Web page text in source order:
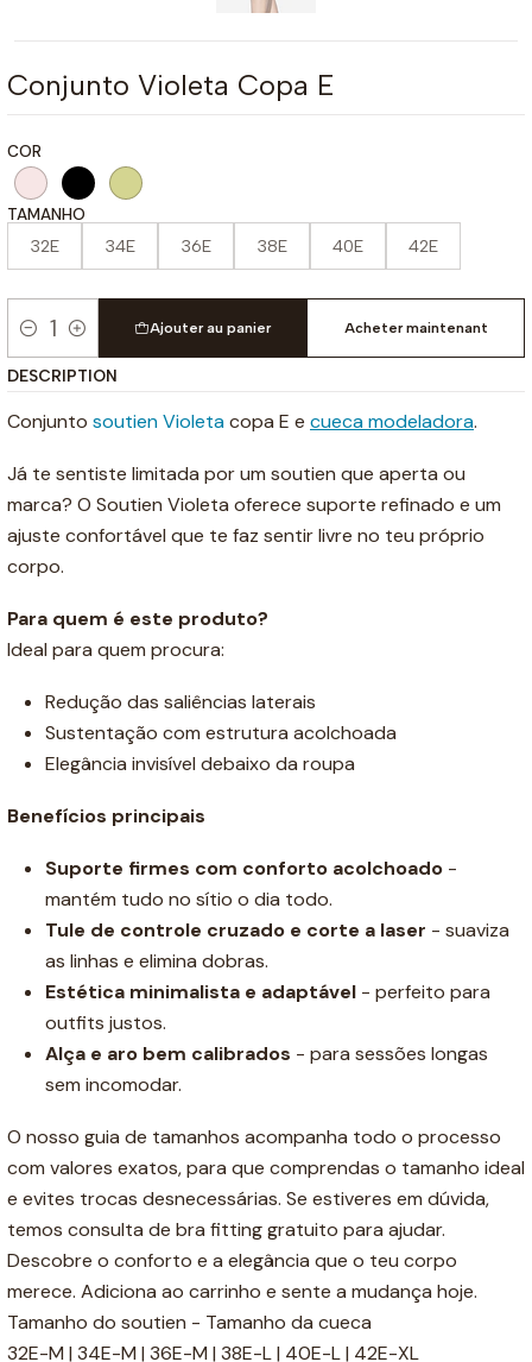
Conjunto Violeta Copa E
COR
TAMANHO
32E 34E 36E 38E 40E 42E
Quantité
Ajouter au panier Acheter maintenant
DESCRIPTION
Conjunto soutien Violetacopa E e cueca modeladora.
Já te sentiste limitada por um soutien que aperta ou
marca? O Soutien Violeta oferece suporte refinado e um
ajuste confortável que te faz sentir livre no teu próprio
corpo.
Para quem é este produto?
Ideal para quem procura:
Redução das saliências laterais
Sustentação com estrutura acolchoada
Elegância invisível debaixo da roupa
Benefícios principais
Suporte firmes com conforto acolchoado -
mantém tudo no sítio o dia todo.
Tule de controle cruzado e corte a laser - suaviza
as linhas e elimina dobras.
Estética minimalista e adaptável - perfeito para
outfits justos.
Alça e aro bem calibrados - para sessões longas
sem incomodar.
O nosso guia de tamanhos acompanha todo o processo
com valores exatos, para que comprendas o tamanho ideal
e evites trocas desnecessárias. Se estiveres em dúvida,
temos consulta de bra fitting gratuito para ajudar.
Descobre o conforto e a elegância que o teu corpo
merece. Adiciona ao carrinho e sente a mudança hoje.
Tamanho do soutien - Tamanho da cueca
32E-M | 34E-M | 36E-M | 38E-L | 40E-L | 42E-XL